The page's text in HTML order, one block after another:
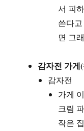
서 피
쓴다
면 그
감자전 가게
감자전
가게
크림
작은